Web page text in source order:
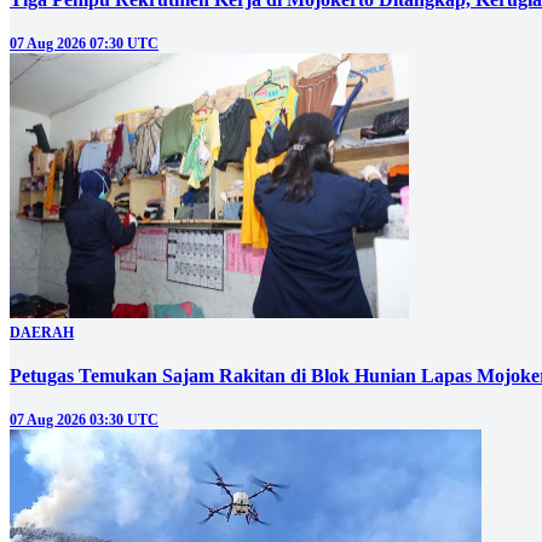
07 Aug 2026 07:30 UTC
DAERAH
Petugas Temukan Sajam Rakitan di Blok Hunian Lapas
07 Aug 2026 03:30 UTC